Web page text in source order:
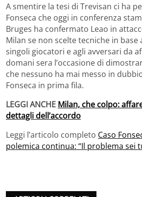
A smentire la tesi di Trevisan ci ha
Fonseca che oggi in conferenza
Bruges ha confermato Leao in
Milan se non scelte tecniche in base
singoli giocatori e agli avversari da
domani sera l’occasione di
che nessuno ha mai messo in
Fonseca in prima fila.
LEGGI ANCHE Milan, che colpo:
dettagli dell’accordo
Leggi l’articolo completo Caso
polemica continua: “Il problema sei